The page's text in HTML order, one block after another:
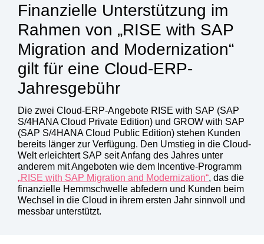
Finanzielle Unterstützung im
Rahmen von „RISE with SAP
Migration and Modernization“
gilt für eine Cloud-ERP-
Jahresgebühr
Die zwei Cloud-ERP-Angebote RISE with SAP (SAP
S/4HANA Cloud Private Edition) und GROW with SAP
(SAP S/4HANA Cloud Public Edition) stehen Kunden
bereits länger zur Verfügung. Den Umstieg in die Cloud-
Welt erleichtert SAP seit Anfang des Jahres unter
anderem mit Angeboten wie dem Incentive-Programm
„RISE with SAP Migration and Modernization“, das die
finanzielle Hemmschwelle abfedern und Kunden beim
Wechsel in die Cloud in ihrem ersten Jahr sinnvoll und
messbar unterstützt.